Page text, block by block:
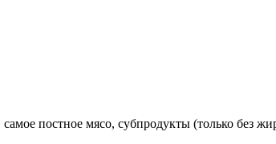
самое постное мясо, субпродукты (только без